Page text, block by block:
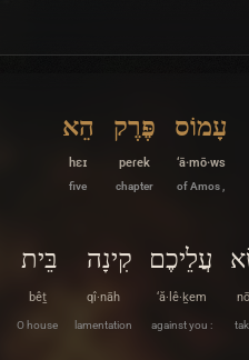
עָמוֹס
‘ā·mō·ws
of Amos ,
פֶּרֶק
peɾek
chapter
הֵא
hɛɪ
five
עֲלֵיכֶם
‘ă·lê·ḵem
against you :
קִינָה
qî·nāh
lamentation
בֵּית
bêṯ
O house